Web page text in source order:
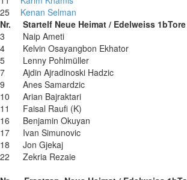
25
Kenan Selman
Nr.
Startelf Neue Heimat / Edelweiss 1bTore
3
Naip Ameti
4
Kelvin Osayangbon Ekhator
5
Lenny Pohlmüller
7
Ajdin Ajradinoski Hadzic
9
Anes Samardzic
10
Arian Bajraktari
11
Faisal Raufi (K)
16
Benjamin Okuyan
17
Ivan Simunovic
18
Jon Gjekaj
22
Zekria Rezaie